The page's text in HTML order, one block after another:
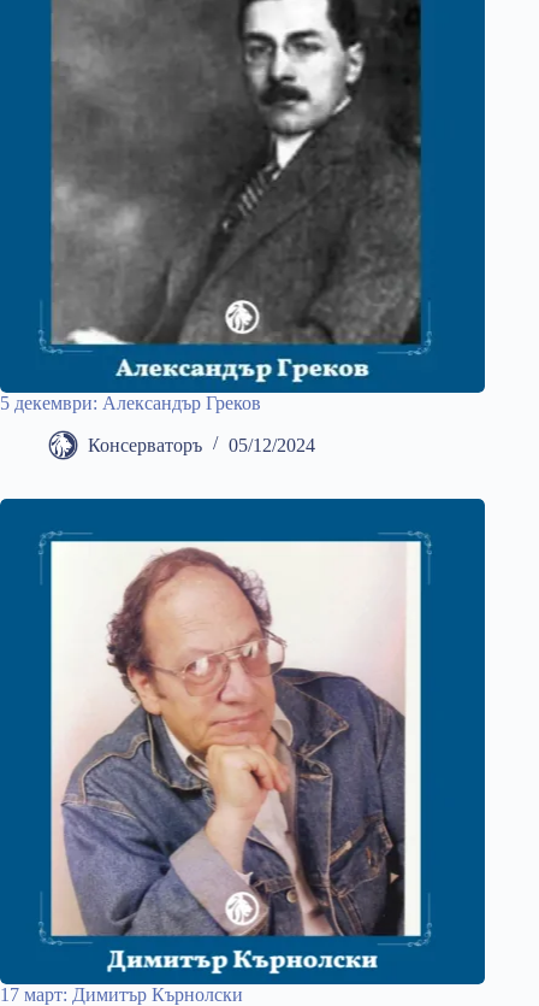
5 декември: Александър Греков
Консерваторъ 05/12/2024
17 март: Димитър Кърнолски